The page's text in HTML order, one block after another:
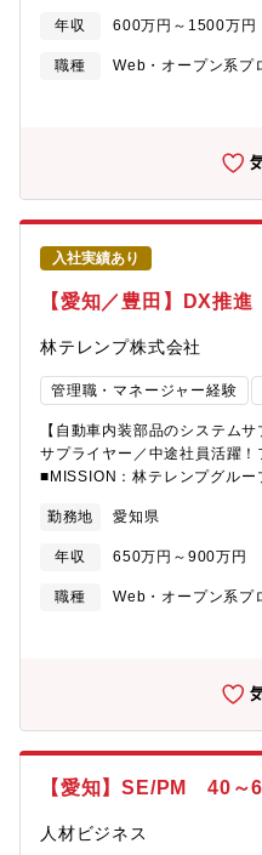
発・導入・および活用支援に
て以下の業務をお任せします
資料作成・お客様、他ベンダ
定、テスト ：委託先パート
大手通信会社を中心に、航空
貫して携わることができます
らのご相談を受けて、新しい仕
められます。また、AIなどの
能です。私たちは、単なる開
を支えるお客さまの「ビジネ
伴走できるやりがいがありま
ョンであり、その過程でプロ
わるビジネスアナリストやビ
員が多くいます。仕事・プラ
方を見つけやすい環境・多く
クトを推進しています。また
力し、産業ITソリューション
拡大を最前線で担う役割を果
社内OAインフラの維持保守そ
では2030年に向けた高い事業
けて当本部は顧客拡大、案件
ェクトをリードしつつ、同時
られます。早期に中規模プロ
き、その後は新規獲得のための
トまでの一連の業務を、PMと
す。【具体的な職務内容】具
して以下の業務をご経験に応
客様の課題をヒアリングし、
提案・要件定義：資料作成・
せ・基本設計：設計書作成・
せ・詳細設計、プログラミン
まとめ、仕様調整、QA対応・
ト仕様書作成、品質管理、QA
い合わせ対応入社後しばらくは
す。その後、入社半年から1年
約や収支、労務などの管理面
まずは開発リーダーとしての
事業部のメンバーと協働する
バーには設定されていません
て提案活動に取り組むことが
い・キャリアパス】多様な業
ロジェクトに対し、新規提案
できます。その過程でプロジ
とはもちろん、新規案件の獲
るビジネスアナリストやビジ
ことも可能です。＜キャリアパ
年収 600万円～1500万円
職種
Web・オープン系プ
入社実績あり
【愛知／豊田】DX推進
林テレンプ株式会社
管理職・マネージャー経験
【自動車内装部品のシステム
サプライヤー／中途社員活躍
■MISSION：林テレンプグルー
ていただく方を募集します。
事業部門と密接に連携し、販
装を構想・企画していただく
です。デジタルを使って案件
ル技術（IOT・AI）を使って、
バーと協働で挑戦していただ
門と連携したDX推進計画・業
を達成するためのシステム企
リーダー、マネージャーとし
属先：・経営戦略統括 ITマネ
ト部は全社DXの旗振り役とな
務改革を起こし続ける企業風
システム開発・運用は、林テレ
勤務地 愛知県
年収 650万円～900万円
職種
Web・オープン系プ
【愛知】SE/PM 40～
人材ビジネス